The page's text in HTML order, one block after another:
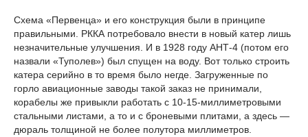
Схема «Первенца» и его конструкция были в принципе
правильными. РККА потребовало внести в новый катер лишь
незначительные улучшения. И в 1928 году АНТ-4 (потом его
назвали «Туполев») был спущен на воду. Вот только строить
катера серийно в то время было негде. Загруженные по
горло авиационные заводы такой заказ не принимали,
корабелы же привыкли работать с 10-15-миллиметровыми
стальными листами, а то и с броневыми плитами, а здесь —
дюраль толщиной не более полутора миллиметров.